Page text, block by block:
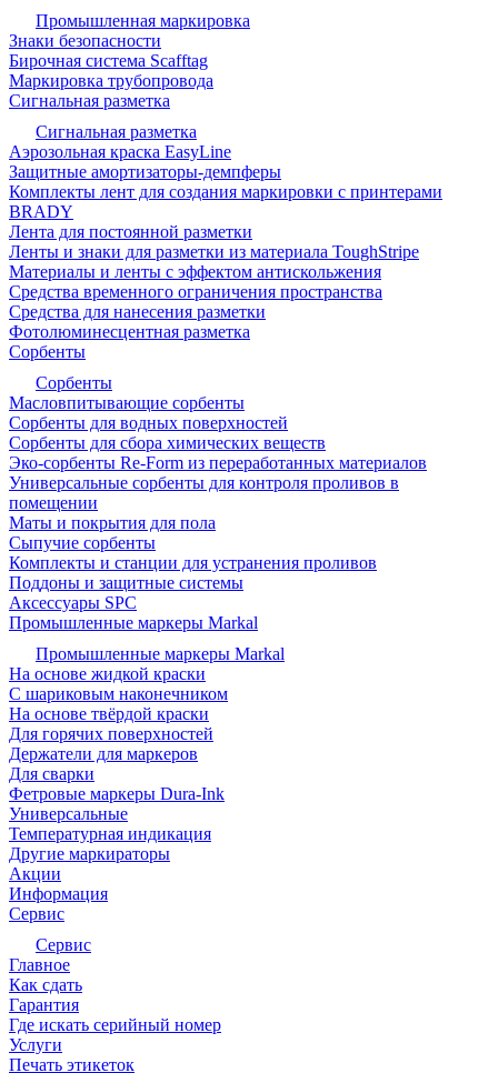
Промышленная маркировка
Знаки безопасности
Бирочная система Scafftag
Маркировка трубопровода
Сигнальная разметка
Сигнальная разметка
Аэрозольная краска EasyLine
Защитные амортизаторы-демпферы
Комплекты лент для создания маркировки с принтерами
BRADY
Лента для постоянной разметки
Ленты и знаки для разметки из материала ToughStripe
Материалы и ленты с эффектом антискольжения
Средства временного ограничения пространства
Средства для нанесения разметки
Фотолюминесцентная разметка
Сорбенты
Сорбенты
Масловпитывающие сорбенты
Сорбенты для водных поверхностей
Сорбенты для сбора химических веществ
Эко-сорбенты Re-Form из переработанных материалов
Универсальные сорбенты для контроля проливов в
помещении
Маты и покрытия для пола
Сыпучие сорбенты
Комплекты и станции для устранения проливов
Поддоны и защитные системы
Аксессуары SPC
Промышленные маркеры Markal
Промышленные маркеры Markal
На основе жидкой краски
С шариковым наконечником
На основе твёрдой краски
Для горячих поверхностей
Держатели для маркеров
Для сварки
Фетровые маркеры Dura-Ink
Универсальные
Температурная индикация
Другие маркираторы
Акции
Информация
Сервис
Сервис
Главное
Как сдать
Гарантия
Где искать серийный номер
Услуги
Печать этикеток